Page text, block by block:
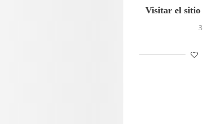
Visitar el sitio